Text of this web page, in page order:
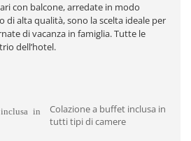
con balcone, arredate in modo
alta qualità, sono la scelta ideale per
di vacanza in famiglia. Tutte le
dell’hotel.
Colazione a buffet inclusa in
tutti tipi di camere